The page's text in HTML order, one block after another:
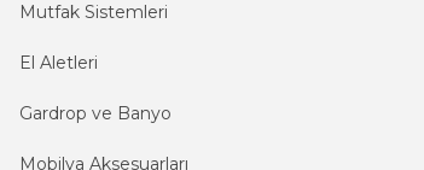
Mutfak Sistemleri
El Aletleri
Gardrop ve Banyo
Mobilya Aksesuarları